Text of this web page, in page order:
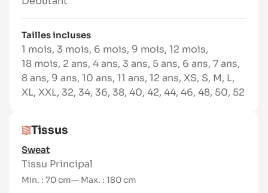
froncée ou avec une jupe cercle)
Facile et rapide à réaliser
Niveau de couture
Débutant à intermédiaire
Jersey, french terry, sweat léger à moyen,
maille interlock, coton extensible… Privilégiez
les tissus confortables et adaptés aux
vêtements du quotidien.
Tailles incluses
1 mois, 3 mois, 6 mois, 9 mois, 12 mois,
18 mois, 2 ans, 4 ans, 3 ans, 5 ans, 6 ans, 7 ans,
8 ans, 9 ans, 10 ans, 11 ans, 12 ans, XS, S, M, L,
XL, XXL, 32, 34, 36, 38, 40, 42, 44, 46, 48, 50, 52
Tissus
Sweat
Tissu Principal
Min. : 70 cm— Max. : 180 cm